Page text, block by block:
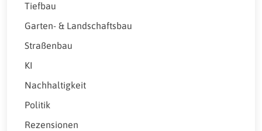
Tiefbau
Garten- & Landschaftsbau
Straßenbau
KI
Nachhaltigkeit
Politik
Rezensionen